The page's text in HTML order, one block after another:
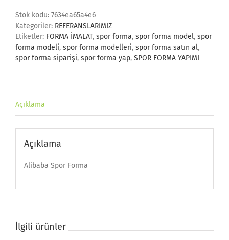
Stok kodu: 7634ea65a4e6
Kategoriler: REFERANSLARIMIZ
Etiketler: FORMA İMALAT, spor forma, spor forma model, spor
forma modeli, spor forma modelleri, spor forma satın al,
spor forma siparişi, spor forma yap, SPOR FORMA YAPIMI
Açıklama
Açıklama
Alibaba Spor Forma
İlgili ürünler